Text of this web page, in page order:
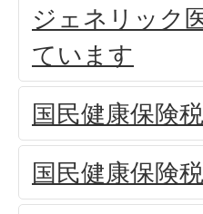
ジェネリック
ています
国民健康保険
国民健康保険